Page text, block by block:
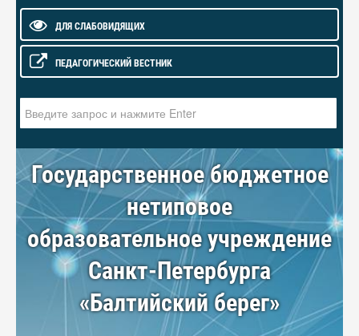
ДЛЯ СЛАБОВИДЯЩИХ
ПЕДАГОГИЧЕСКИЙ ВЕСТНИК
Государственное бюджетное
нетиповое
образовательное учреждение
Санкт-Петербурга
«Балтийский берег»